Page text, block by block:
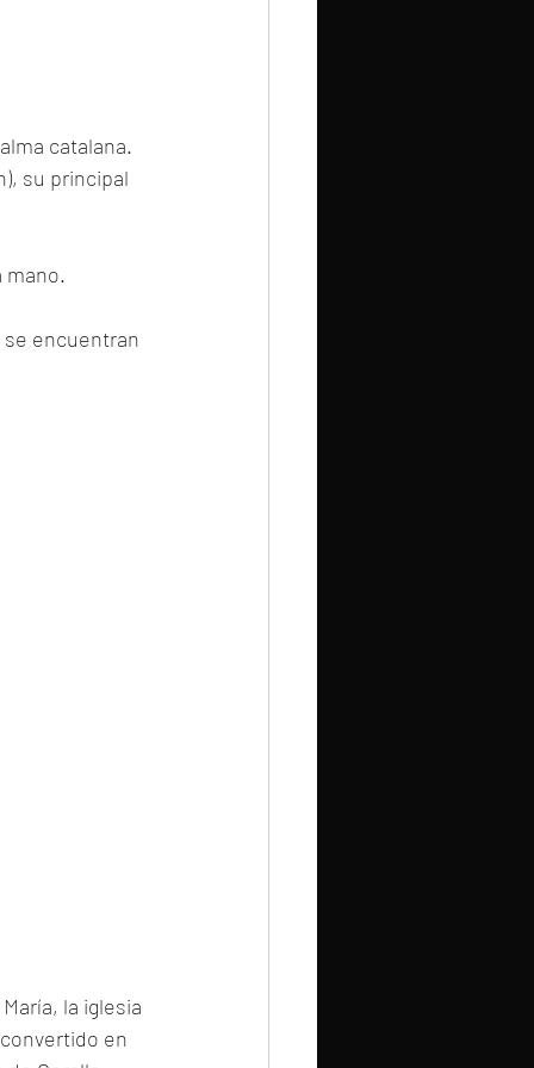
catalana.
su principal
mano.
encuentran
la iglesia
en